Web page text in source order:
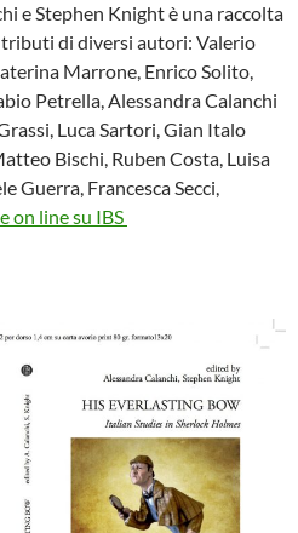
e Stephen Knight è una raccolta
di diversi autori: Valerio
Marrone, Enrico Solito,
Petrella, Alessandra Calanchi
Luca Sartori, Gian Italo
Bischi, Ruben Costa, Luisa
Guerra, Francesca Secci,
on line su IBS